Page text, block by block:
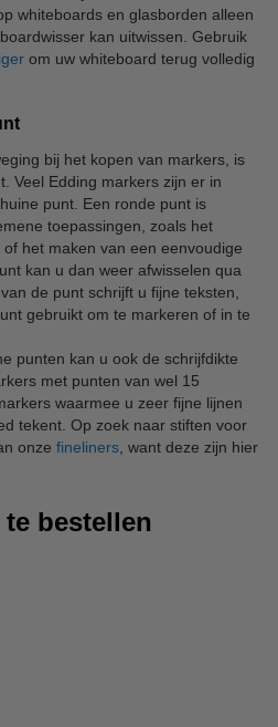
whiteboards en glasborden alleen
kan uitwissen. Gebruik
om uw whiteboard terug volledig
bij het kopen van markers, is
Veel Edding markers zijn er in
punt. Een ronde punt is
toepassingen, zoals het
het maken van een eenvoudige
kan u dan weer afwisselen qua
de punt schrijft u fijne teksten,
gebruikt om te markeren of in te
punten kan u ook de schrijfdikte
met punten van wel 15
waarmee u zeer fijne lijnen
tekent. Op zoek naar stiften voor
onze fineliners, want deze zijn hier
bestellen